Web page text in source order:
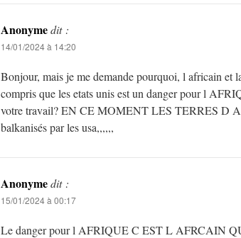
Anonymedit :
14/01/2024 à 14:20
Bonjour, mais je me demande pourquoi, l africain et
compris que les etats unis est un danger pour l
votre travail? EN CE MOMENT LES TERRES D
balkanisés par les usa,,,,,,
Anonymedit :
15/01/2024 à 00:17
Le danger pour l AFRIQUE C EST L AFRCAIN